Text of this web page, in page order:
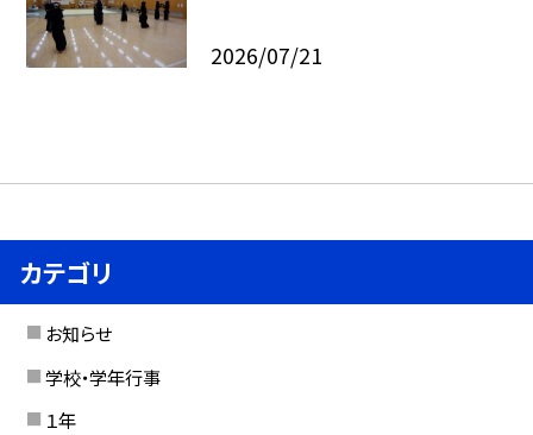
2026/07/21
カテゴリ
お知らせ
学校・学年行事
１年